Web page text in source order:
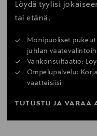
Löydä tyylisi
tai etänä.
Monipuoliset
juhlan
Värikonsultaatio:
Ompelupalvelu:
vaatteisiisi
TUTUSTU JA VARAA